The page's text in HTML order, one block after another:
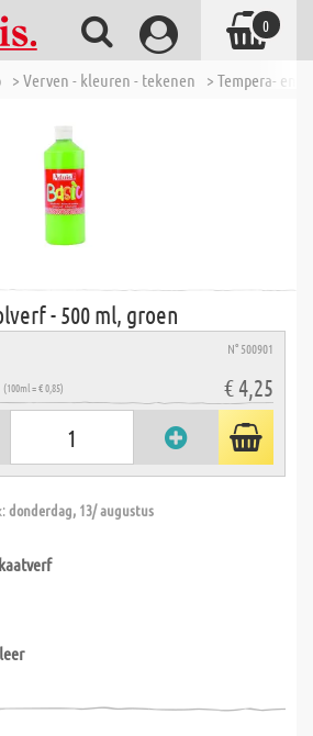
> Verven - kleuren - tekenen > Tempera- en
- 500 ml, groen
N° 500901
(100ml = € 0,85) € 4,25
donderdag, 13/ augustus
0